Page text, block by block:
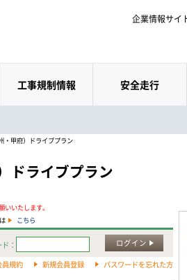
企業情報サイ
工事規制情報 安全走行
・甲府）ドライブプラン
ドライブプラン
いたします。
こちら
： ログイン
員規約 新規会員登録 パスワードを忘れた方